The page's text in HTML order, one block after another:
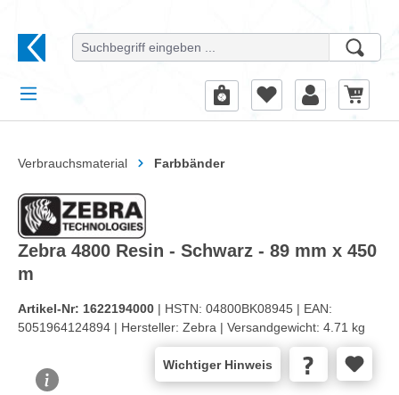
Verbrauchsmaterial Farbbänder
Zebra 4800 Resin - Schwarz - 89 mm x 450
m
Artikel-Nr: 1622194000 | HSTN: 04800BK08945 | EAN:
5051964124894 | Hersteller: Zebra | Versandgewicht: 4.71 kg
Wichtiger Hinweis